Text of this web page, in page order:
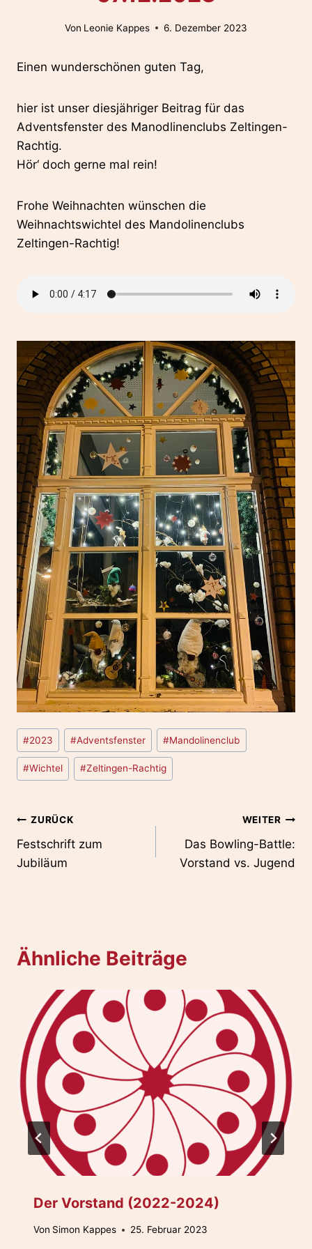
Von Leonie Kappes 6. Dezember 2023
Einen wunderschönen guten Tag,
hier ist unser diesjähriger Beitrag für das
Adventsfenster des Manodlinenclubs Zeltingen-
Rachtig.
Hör‘ doch gerne mal rein!
Frohe Weihnachten wünschen die
Weihnachtswichtel des Mandolinenclubs
Zeltingen-Rachtig!
Schlagworte:
#2023 #Adventsfenster #Mandolinenclub
#Wichtel #Zeltingen-Rachtig
Beitragsnavigation
ZURÜCK
Festschrift zum
Jubiläum
WEITER
Das Bowling-Battle:
Vorstand vs. Jugend
Ähnliche Beiträge
Der Vorstand (2022-2024)
Von Simon Kappes 25. Februar 2023